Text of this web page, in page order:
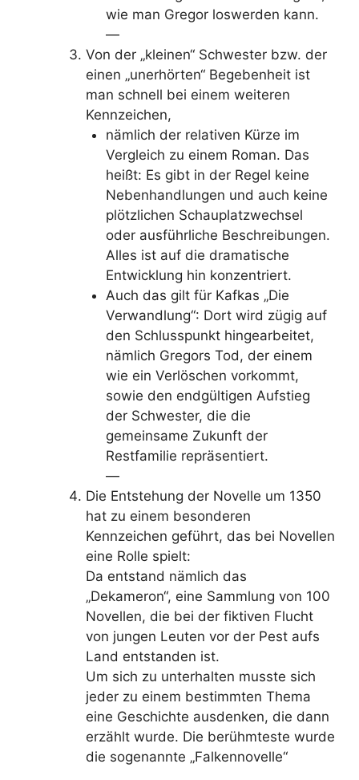
wie man Gregor loswerden kann.
—
Von der „kleinen“ Schwester bzw. der
einen „unerhörten“ Begebenheit ist
man schnell bei einem weiteren
Kennzeichen,
nämlich der relativen Kürze im
Vergleich zu einem Roman. Das
heißt: Es gibt in der Regel keine
Nebenhandlungen und auch keine
plötzlichen Schauplatzwechsel
oder ausführliche Beschreibungen.
Alles ist auf die dramatische
Entwicklung hin konzentriert.
Auch das gilt für Kafkas „Die
Verwandlung“: Dort wird zügig auf
den Schlusspunkt hingearbeitet,
nämlich Gregors Tod, der einem
wie ein Verlöschen vorkommt,
sowie den endgültigen Aufstieg
der Schwester, die die
gemeinsame Zukunft der
Restfamilie repräsentiert.
—
Die Entstehung der Novelle um 1350
hat zu einem besonderen
Kennzeichen geführt, das bei Novellen
eine Rolle spielt:
Da entstand nämlich das
„Dekameron“, eine Sammlung von 100
Novellen, die bei der fiktiven Flucht
von jungen Leuten vor der Pest aufs
Land entstanden ist.
Um sich zu unterhalten musste sich
jeder zu einem bestimmten Thema
eine Geschichte ausdenken, die dann
erzählt wurde. Die berühmteste wurde
die sogenannte „Falkennovelle“